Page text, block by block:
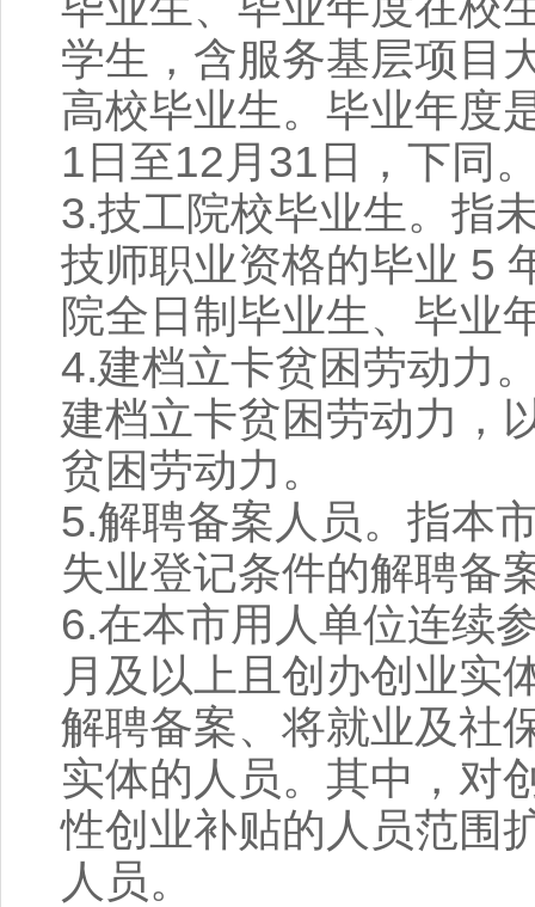
学生，含服务基层项目
高校毕业生。毕业年度
1日至12月31日，下同
3.技工院校毕业生。指
技师职业资格的毕业 5
院全日制毕业生、毕业
4.建档立卡贫困劳动力
建档立卡贫困劳动力，
贫困劳动力。
5.解聘备案人员。指本
失业登记条件的解聘备
6.在本市用人单位连续
月及以上且创办创业实
解聘备案、将就业及社
实体的人员。其中，对
性创业补贴的人员范围
人员。